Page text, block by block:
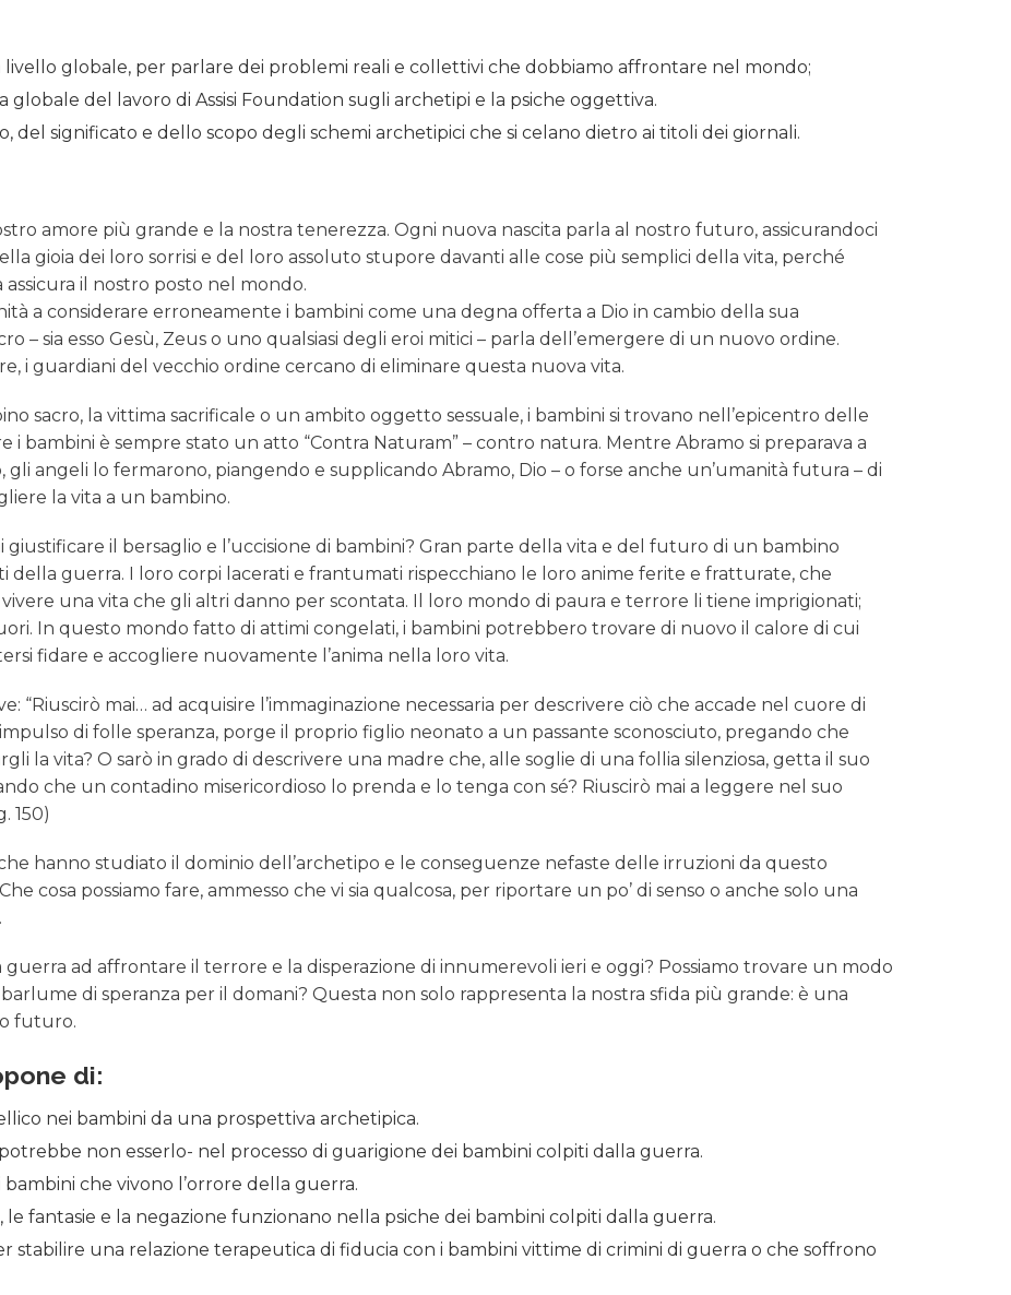
globale, per parlare dei problemi reali e collettivi che dobbiamo affrontare nel mondo;
globale del lavoro di Assisi Foundation sugli archetipi e la psiche oggettiva.
del significato e dello scopo degli schemi archetipici che si celano dietro ai titoli dei giornali.
amore più grande e la nostra tenerezza. Ogni nuova nascita parla al nostro futuro, assicurandoci
gioia dei loro sorrisi e del loro assoluto stupore davanti alle cose più semplici della vita, perché
assicura il nostro posto nel mondo.
a considerare erroneamente i bambini come una degna offerta a Dio in cambio della sua
– sia esso Gesù, Zeus o uno qualsiasi degli eroi mitici – parla dell’emergere di un nuovo ordine.
i guardiani del vecchio ordine cercano di eliminare questa nuova vita.
sacro, la vittima sacrificale o un ambito oggetto sessuale, i bambini si trovano nell’epicentro delle
i bambini è sempre stato un atto “Contra Naturam” – contro natura. Mentre Abramo si preparava a
angeli lo fermarono, piangendo e supplicando Abramo, Dio – o forse anche un’umanità futura – di
la vita a un bambino.
giustificare il bersaglio e l’uccisione di bambini? Gran parte della vita e del futuro di un bambino
della guerra. I loro corpi lacerati e frantumati rispecchiano le loro anime ferite e fratturate, che
una vita che gli altri danno per scontata. Il loro mondo di paura e terrore li tiene imprigionati;
In questo mondo fatto di attimi congelati, i bambini potrebbero trovare di nuovo il calore di cui
fidare e accogliere nuovamente l’anima nella loro vita.
“Riuscirò mai… ad acquisire l’immaginazione necessaria per descrivere ciò che accade nel cuore di
di folle speranza, porge il proprio figlio neonato a un passante sconosciuto, pregando che
la vita? O sarò in grado di descrivere una madre che, alle soglie di una follia silenziosa, getta il suo
che un contadino misericordioso lo prenda e lo tenga con sé? Riuscirò mai a leggere nel suo
150)
hanno studiato il dominio dell’archetipo e le conseguenze nefaste delle irruzioni da questo
cosa possiamo fare, ammesso che vi sia qualcosa, per riportare un po’ di senso o anche solo una
guerra ad affrontare il terrore e la disperazione di innumerevoli ieri e oggi? Possiamo trovare un modo
di speranza per il domani? Questa non solo rappresenta la nostra sfida più grande: è una
futuro.
di:
nei bambini da una prospettiva archetipica.
potrebbe non esserlo- nel processo di guarigione dei bambini colpiti dalla guerra.
bambini che vivono l’orrore della guerra.
le fantasie e la negazione funzionano nella psiche dei bambini colpiti dalla guerra.
stabilire una relazione terapeutica di fiducia con i bambini vittime di crimini di guerra o che soffrono